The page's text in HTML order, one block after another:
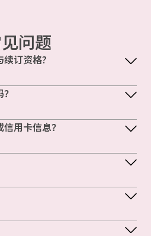
问题
续订资格?
用卡信息？